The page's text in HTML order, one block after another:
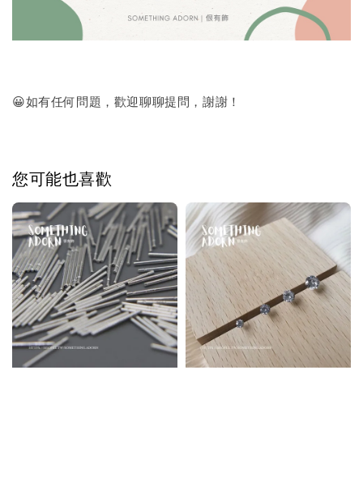
😀如有任何問題，歡迎聊聊提問，謝謝！
您可能也喜歡